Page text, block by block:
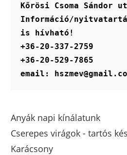
Kőrösi Csoma Sándor
Információ/
is hívható!
+36-20-337-2759
+36-20-529-7865
email:
Anyák napi kínálatunk
Cserepes virágok - tartós
Karácsony